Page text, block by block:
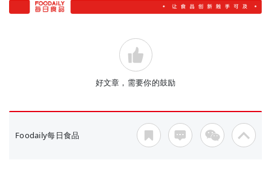
好文章，需要你的鼓励
Foodaily每日食品